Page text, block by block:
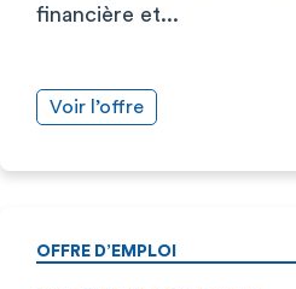
financière et...
Voir l’offre
OFFRE D’EMPLOI